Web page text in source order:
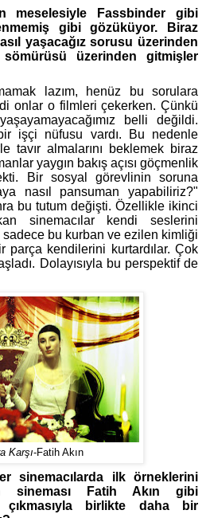
meselesiyle Fassbinder gibi
gibi gözüküyor. Biraz
yaşacağız sorusu üzerinden
üzerinden gitmişler
lazım, henüz bu sorulara
onlar o filmleri çekerken. Çünkü
belli değildi.
işçi nüfusu vardı. Bu nedenle
tavır almalarını beklemek biraz
yaygın bakış açısı göçmenlik
Bir sosyal görevlinin soruna
nasıl pansuman yapabiliriz?"
bu tutum değişti. Özellikle ikinci
sinemacılar kendi seslerini
sadece bu kurban ve ezilen kimliği
parça kendilerini kurtardılar. Çok
Dolayısıyla bu perspektif de
Karşı-Fatih Akın
sinemacılarda ilk örneklerini
sineması Fatih Akın gibi
çıkmasıyla birlikte daha bir